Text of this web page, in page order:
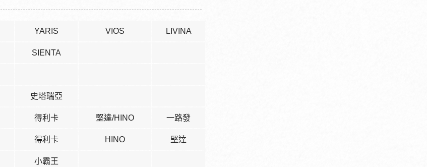
YARIS VIOS LIVINA
SIENTA
史塔瑞亞
得利卡 堅達/HINO 一路發
得利卡 HINO 堅達
小霸王